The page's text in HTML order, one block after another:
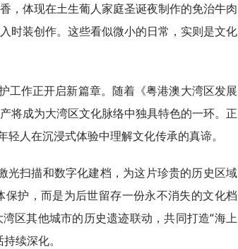
，体现在土生葡人家庭圣诞夜制作的免治牛肉
时装创作。这些看似微小的日常，实则是文化
工作正开启新篇章。随着《粤港澳大湾区发展
将成为大湾区文化脉络中独具特色的一环。正
人在沉浸式体验中理解文化传承的真谛。
光扫描和数字化建档，为这片珍贵的历史区域
护，而是为后世留存一份永不消失的文化档
区其他城市的历史遗迹联动，共同打造“海上
续深化。